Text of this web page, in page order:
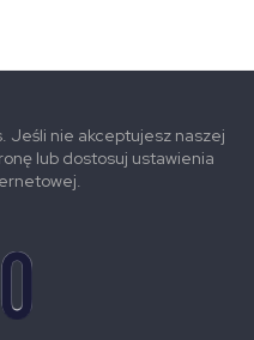
Jeśli nie akceptujesz naszej
lub dostosuj ustawienia